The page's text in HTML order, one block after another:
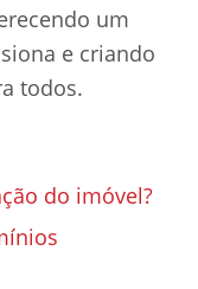
um
e criando
todos.
do imóvel?